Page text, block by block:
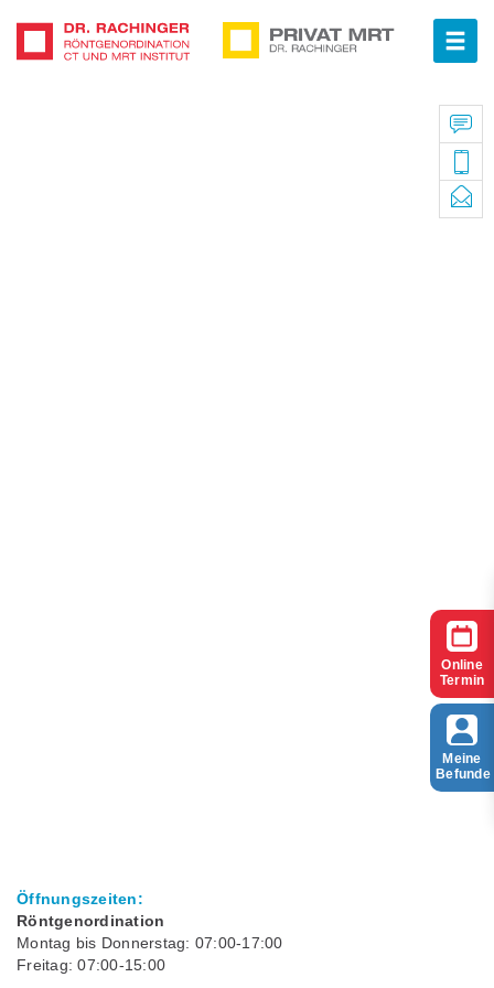
Öffnungszeiten:
Röntgenordination
Montag bis Donnerstag: 07:00-17:00
Freitag: 07:00-15:00
Online
Termin
Meine
Befunde